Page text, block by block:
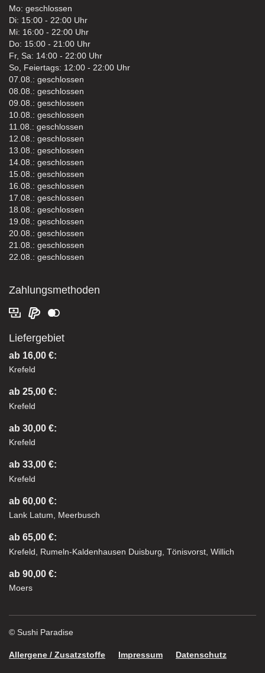
Mo: geschlossen
Di: 15:00 - 22:00 Uhr
Mi: 16:00 - 22:00 Uhr
Do: 15:00 - 21:00 Uhr
Fr, Sa: 14:00 - 22:00 Uhr
So, Feiertags: 12:00 - 22:00 Uhr
07.08.: geschlossen
08.08.: geschlossen
09.08.: geschlossen
10.08.: geschlossen
11.08.: geschlossen
12.08.: geschlossen
13.08.: geschlossen
14.08.: geschlossen
15.08.: geschlossen
16.08.: geschlossen
17.08.: geschlossen
18.08.: geschlossen
19.08.: geschlossen
20.08.: geschlossen
21.08.: geschlossen
22.08.: geschlossen
Zahlungsmethoden
Liefergebiet
ab 16,00 €:
Krefeld
ab 25,00 €:
Krefeld
ab 30,00 €:
Krefeld
ab 33,00 €:
Krefeld
ab 60,00 €:
Lank Latum, Meerbusch
ab 65,00 €:
Krefeld, Rumeln-Kaldenhausen Duisburg, Tönisvorst, Willich
ab 90,00 €:
Moers
© Sushi Paradise
Allergene / Zusatzstoffe Impressum Datenschutz